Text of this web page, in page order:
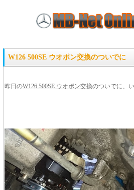
W126 500SE ウオポン交換のついでに
昨日のW126 500SE ウオポン交換のついでに、